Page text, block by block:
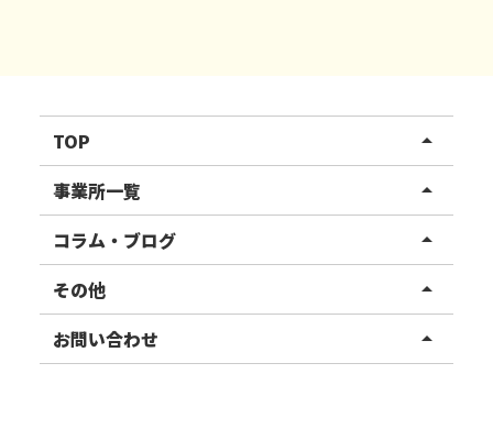
TOP arrow_drop_up
リハスワーク
リハスファーム
事業所一覧 arrow_drop_up
関東エリア
東北エリア
甲信越エリア
コラム・ブログ arrow_drop_up
事業所ブログ
ご利用者様の声
その他 arrow_drop_up
お知らせ
お問い合わせ arrow_drop_up